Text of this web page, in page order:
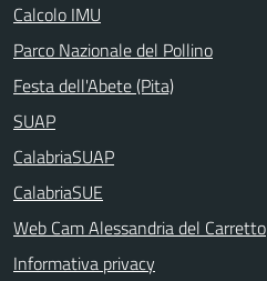
Calcolo IMU
Parco Nazionale del Pollino
Festa dell'Abete (Pita)
SUAP
CalabriaSUAP
CalabriaSUE
Web Cam Alessandria del Carretto
Informativa privacy